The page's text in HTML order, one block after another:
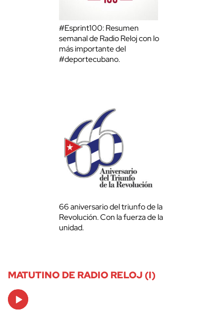
#Esprint100: Resumen
semanal de Radio Reloj con lo
más importante del
#deportecubano.
66 aniversario del triunfo de la
Revolución. Con la fuerza de la
unidad.
MATUTINO DE RADIO RELOJ (I)
Audio
Player